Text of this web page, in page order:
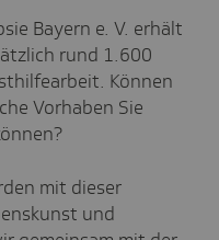
Bayern e. V. erhält
rund 1.600
Können
Vorhaben Sie
mit dieser
und